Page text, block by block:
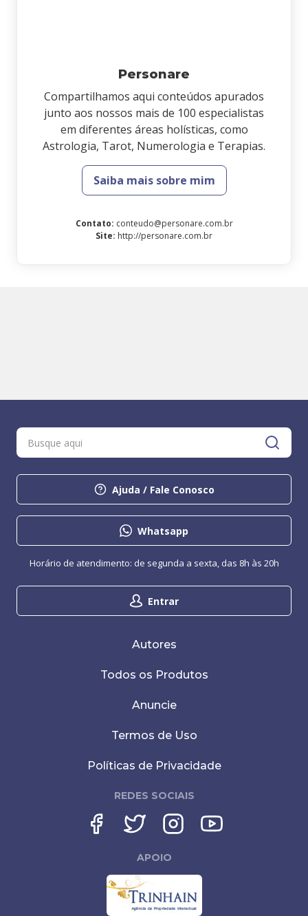
Personare
Compartilhamos aqui conteúdos apurados
junto aos nossos mais de 100 especialistas
em diferentes áreas holísticas, como
Astrologia, Tarot, Numerologia e Terapias.
Saiba mais sobre mim
Contato: conteudo@personare.com.br
Site: http://personare.com.br
Ajuda / Fale Conosco
Whatsapp
Entrar
Horário de atendimento: de segunda a sexta, das 8h às 20h
Autores
Todos os Produtos
Anuncie
Termos de Uso
Políticas de Privacidade
REDES SOCIAIS
APOIO